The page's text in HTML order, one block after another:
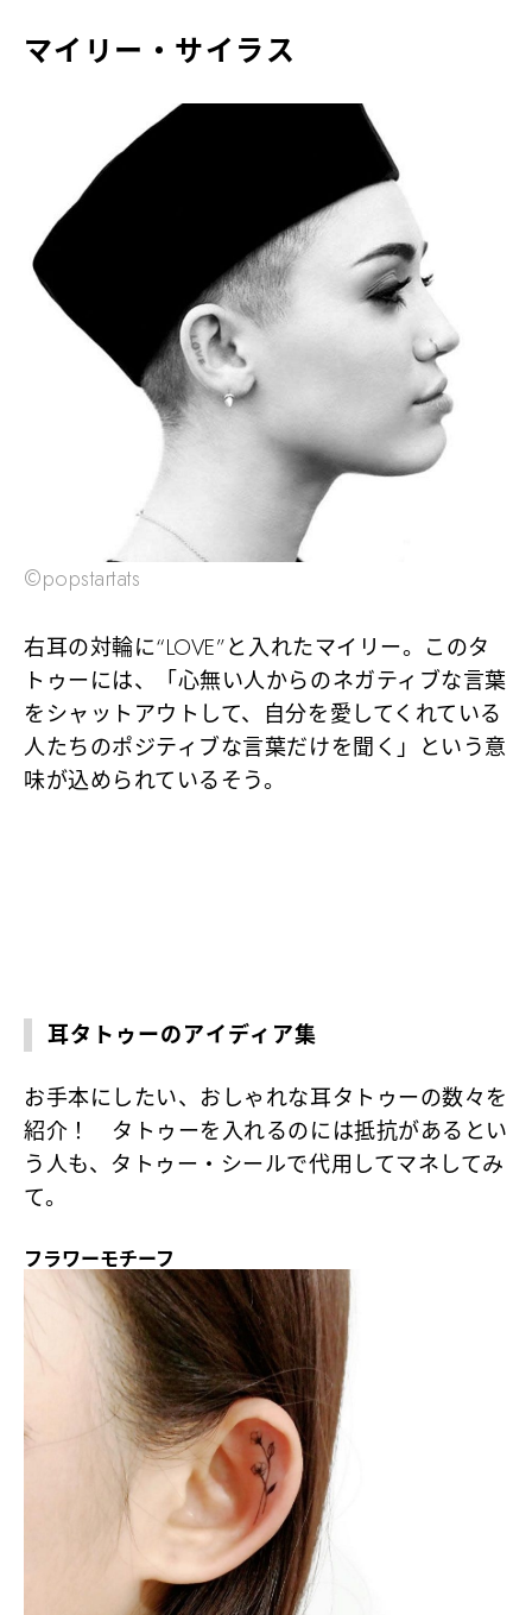
マイリー・サイラス
©popstartats
右耳の対輪に“LOVE”と入れたマイリー。このタ
トゥーには、「心無い人からのネガティブな言葉
をシャットアウトして、自分を愛してくれている
人たちのポジティブな言葉だけを聞く」という意
味が込められているそう。
耳タトゥーのアイディア集
お手本にしたい、おしゃれな耳タトゥーの数々を
紹介！ タトゥーを入れるのには抵抗があるとい
う人も、タトゥー・シールで代用してマネしてみ
て。
フラワーモチーフ